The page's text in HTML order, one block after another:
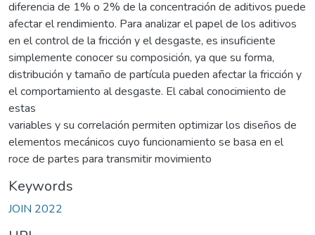
diferencia de 1% o 2% de la concentración de aditivos puede
afectar el rendimiento. Para analizar el papel de los aditivos
en el control de la fricción y el desgaste, es insuficiente
simplemente conocer su composición, ya que su forma,
distribución y tamaño de partícula pueden afectar la fricción y
el comportamiento al desgaste. El cabal conocimiento de
estas
variables y su correlación permiten optimizar los diseños de
elementos mecánicos cuyo funcionamiento se basa en el
roce de partes para transmitir movimiento
Keywords
JOIN 2022